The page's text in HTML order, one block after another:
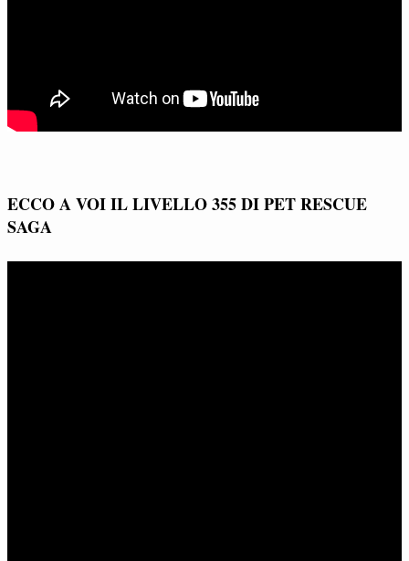
ECCO A VOI IL LIVELLO 355 DI PET RESCUE
SAGA